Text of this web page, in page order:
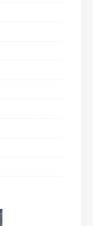
体＆異動で減
と返したら
りすましてド